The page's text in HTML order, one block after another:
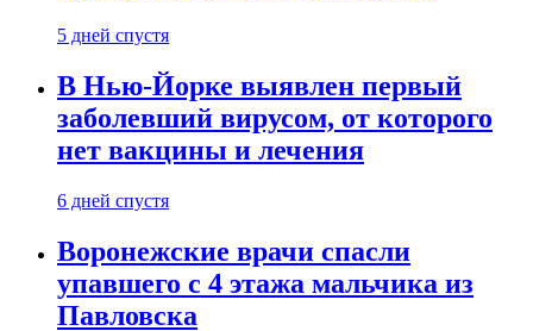
5 дней спустя
В Нью-Йорке выявлен первый
заболевший вирусом, от которого
нет вакцины и лечения
6 дней спустя
Воронежские врачи спасли
упавшего с 4 этажа мальчика из
Павловска